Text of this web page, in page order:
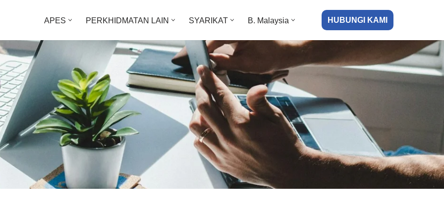
APES PERKHIDMATAN LAIN SYARIKAT B. Malaysia HUBUNGI KAMI
Prestasi Operasi Lestari Melalui Pengoptimuman Berstruktur